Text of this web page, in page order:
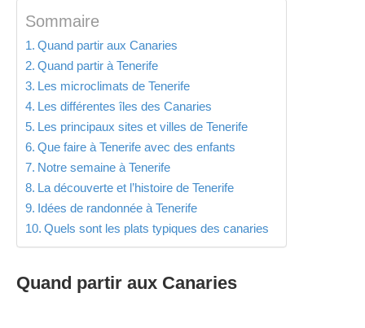
Sommaire
Quand partir aux Canaries
Quand partir à Tenerife
Les microclimats de Tenerife
Les différentes îles des Canaries
Les principaux sites et villes de Tenerife
Que faire à Tenerife avec des enfants
Notre semaine à Tenerife
La découverte et l’histoire de Tenerife
Idées de randonnée à Tenerife
Quels sont les plats typiques des canaries
Quand partir aux Canaries